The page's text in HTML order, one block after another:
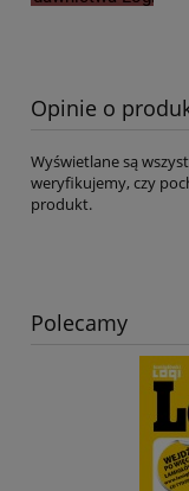
Opinie o
Wyświetlane są
weryfikujemy, czy
produkt.
Polecamy